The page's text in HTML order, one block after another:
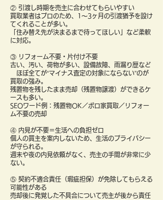
② 引渡し時期を売主に合わせてもらいやすい
買取業者はプロのため、1〜3ヶ月の引渡猶予を設け
てくれることが多い。
「住み替え先が決まるまで待ってほしい」など柔軟
に対応。
③ リフォーム不要・片付け不要
古い、汚い、荷物が多い、設備故障、雨漏り歴など
ほぼ全てが“マイナス査定の対象にならない”のが
買取の強み。
残置物を残したまま売却（残置物譲渡）ができるケ
ースも多い。
SEOワード例：残置物OK／ボロ家買取／リフォー
ム不要の売却
④ 内見が不要＝生活への負担ゼロ
個人の買主を案内しないため、生活のプライバシー
が守られる。
週末や夜の内見依頼がなく、売主の手間が非常に少
ない。
⑤ 契約不適合責任（瑕疵担保）が免除してもらえる
可能性がある
売却後に発覚した不具合について売主が後から責任